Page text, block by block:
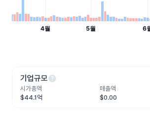
기업규모help
시가총액
$44.1억
매출액
$0.00